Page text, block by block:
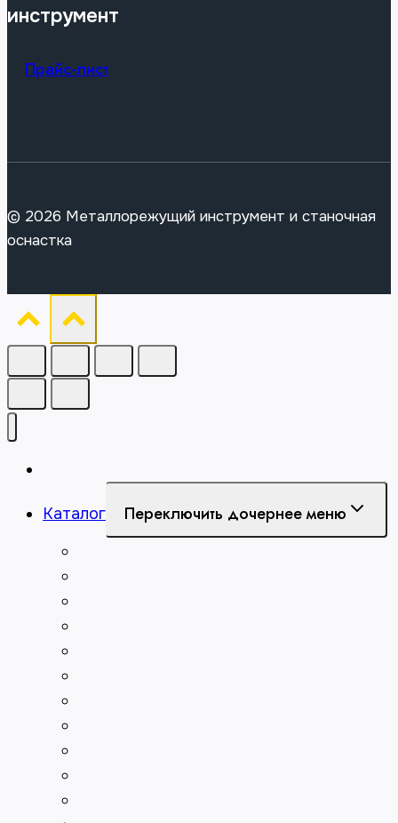
инструмент
Прайс-лист
© 2026 Металлорежущий инструмент и станочная
оснастка
Каталог Переключить дочернее меню